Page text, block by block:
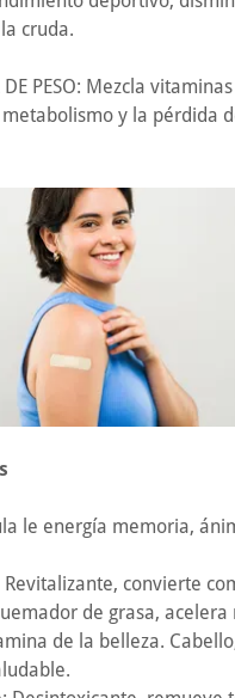
cruda.
DE PESO: Mezcla
y la pérdida
le energía memoria,
Revitalizante, convierte
de grasa,
de la belleza.